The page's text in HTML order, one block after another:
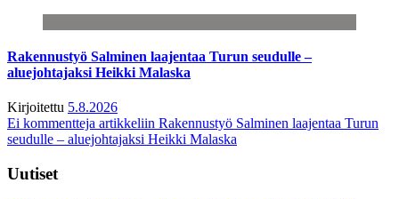
Rakennustyö Salminen laajentaa Turun seudulle –
aluejohtajaksi Heikki Malaska
Kirjoitettu 5.8.2026
Ei kommentteja artikkeliin Rakennustyö Salminen laajentaa Turun
seudulle – aluejohtajaksi Heikki Malaska
Uutiset